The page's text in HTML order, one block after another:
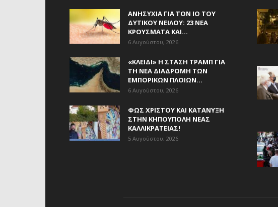
ΑΝΗΣΥΧΊΑ ΓΙΑ ΤΟΝ ΙΌ ΤΟΥ
ΔΥΤΙΚΟΎ ΝΕΊΛΟΥ: 23 ΝΈΑ
ΚΡΟΎΣΜΑΤΑ ΚΑΙ...
6 Αυγούστου, 2026
«ΚΛΕΙΔΊ» Η ΣΤΆΣΗ ΤΡΑΜΠ ΓΙΑ
ΤΗ ΝΈΑ ΔΙΑΔΡΟΜΉ ΤΩΝ
ΕΜΠΟΡΙΚΏΝ ΠΛΟΊΩΝ...
6 Αυγούστου, 2026
ΦΩΣ ΧΡΙΣΤΟΎ ΚΑΙ ΚΑΤΆΝΥΞΗ
ΣΤΗΝ ΚΗΠΟΎΠΟΛΗ ΝΈΑΣ
ΚΑΛΛΙΚΡΆΤΕΙΑΣ!
5 Αυγούστου, 2026